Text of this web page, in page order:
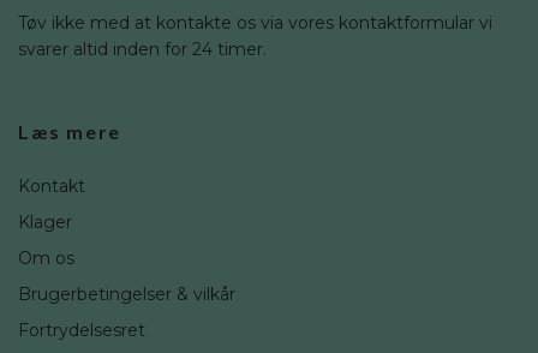
Tøv ikke med at kontakte os via vores kontaktformular vi
svarer altid inden for 24 timer.
Læs mere
Kontakt
Klager
Om os
Brugerbetingelser & vilkår
Fortrydelsesret